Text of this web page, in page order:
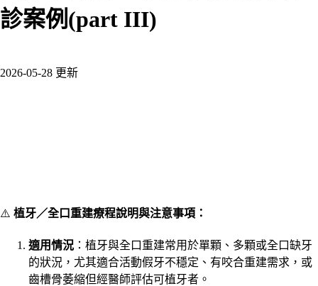
診案例(part III)
2026-05-28 更新
⚠️ 植牙／全口重建療程說明與注意事項：
適用情況 ：植牙與全口重建常用於單顆、多顆或全口缺牙
的狀況，尤其適合活動假牙不穩定、有咬合重建需求，或
齒槽骨萎縮但經醫師評估可植牙者。